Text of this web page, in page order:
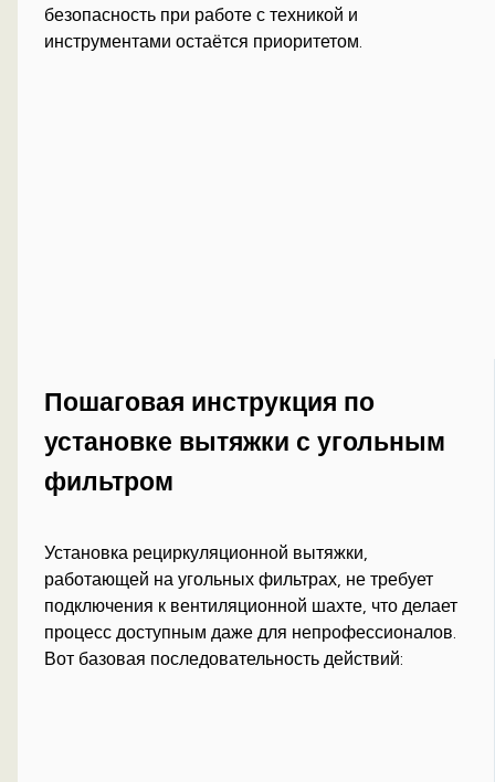
безопасность при работе с техникой и
инструментами остаётся приоритетом.
Пошаговая инструкция по
установке вытяжки с угольным
фильтром
Установка рециркуляционной вытяжки,
работающей на угольных фильтрах, не требует
подключения к вентиляционной шахте, что делает
процесс доступным даже для непрофессионалов.
Вот базовая последовательность действий: